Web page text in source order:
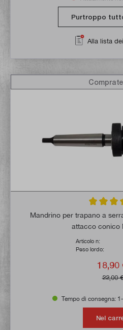
Purtroppo
Alla lista
Mandrino per trapano a
attacco conico
Articolo n:
Peso lordo:
18,90
22,00
Tempo di consegna:
Nel